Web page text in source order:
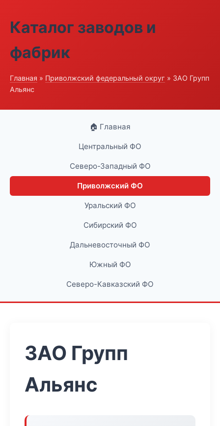
Каталог заводов и
фабрик
Главная » Приволжский федеральный округ » ЗАО Групп
Альянс
🏠 Главная
Центральный ФО
Северо-Западный ФО
Приволжский ФО
Уральский ФО
Сибирский ФО
Дальневосточный ФО
Южный ФО
Северо-Кавказский ФО
ЗАО Групп
Альянс